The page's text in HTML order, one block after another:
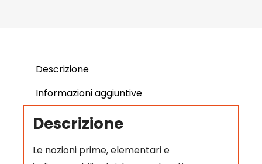
Descrizione
Informazioni aggiuntive
Descrizione
Le nozioni prime, elementari e